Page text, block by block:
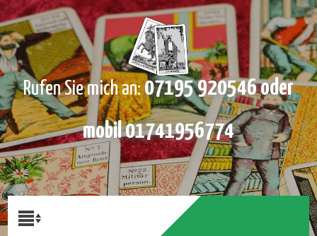
Rufen Sie mich an:07195 920546 oder
mobil 01741956774